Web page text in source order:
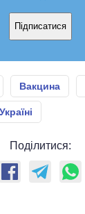
Підписатися
Вакцина
Поділитися: